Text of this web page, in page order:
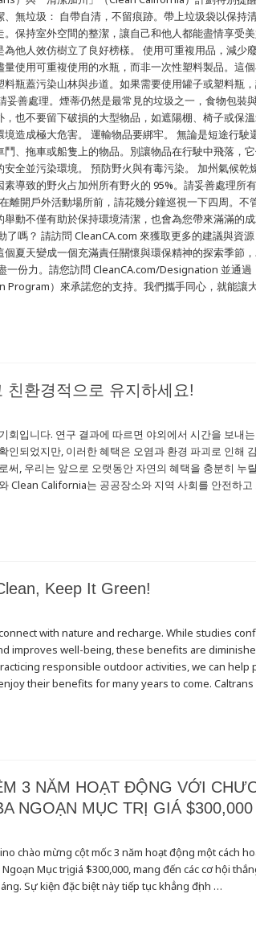
無垃圾： 自帶自清，不留痕跡。帶上垃圾袋以保持
保持室外空間的整潔，讓自己和他人都能盡情享受
他人效仿樹立了良好榜樣。 使用可重複用品，減少廢
使用可重複使用的水瓶，而非一次性塑料製品。這
瓶蓋污染山林與步道。如果需要使用罐子或塑料瓶
妥善處理。煙蒂仍然是最常見的垃圾之一，食物包裝
也不要留下破損的大型物品，如遮陽棚、椅子或保溫
造成極大危害。 運輸物品要綁牢。 無論是短途行駛
、拖車或船隻上的物品。別讓物品在行駛中飛落，
全並污染環境。 預防野火與有毒污染。 加州氣候乾
導致的野火占加州所有野火的 95%。請妥善處理所
離開戶外活動場所前，請花幾分鐘巡視一下四周。不
動不僅有助於保持環境清潔，也會為您帶來滿滿的
嗎？ 請訪問 CleanCA.com 來獲取更多的建議與資
夏天變成一個充滿責任關懷與環保精神的探索季節
一份力。請您訪問 CleanCA.com/Designation 並通過
）來承諾您的支持。我們攜手同心，就能讓
환경적으로 유지하세요!
회입니다. 연구 결과에 따르면 야외에서 시간을 보내
인되었지만, 이러한 혜택은 오염과 환경 파괴로 인해
써, 우리는 앞으로 오랫동안 자연의 혜택을 충분히 누
Clean California는 공공장소와 지역 사회를 안전하고
Keep It Green!
with nature and recharge. While studies
improves well-being, these benefits are
responsible outdoor activities, we can help
their benefits for many years to come. Caltrans
3 NĂM HOẠT ĐỘNG VỚI
NGOẠN MỤC TRỊ GIÁ $300,000
chào mừng cột mốc 3 năm hoạt động một cách
Mục trị giá $300,000, mang đến các cơ hội
Sự kiện đặc biệt này tiếp tục khẳng định …